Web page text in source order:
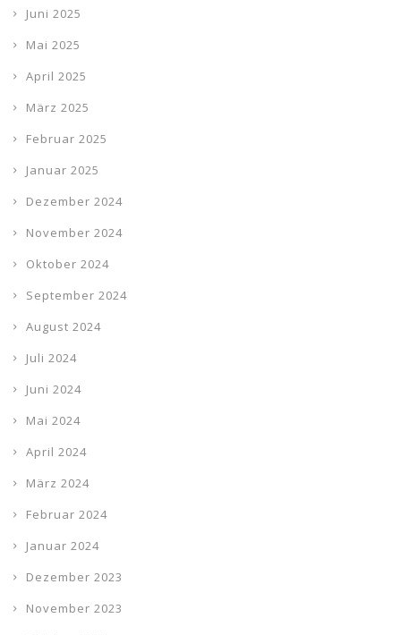
Juni 2025
Mai 2025
April 2025
März 2025
Februar 2025
Januar 2025
Dezember 2024
November 2024
Oktober 2024
September 2024
August 2024
Juli 2024
Juni 2024
Mai 2024
April 2024
März 2024
Februar 2024
Januar 2024
Dezember 2023
November 2023